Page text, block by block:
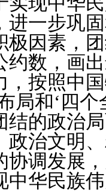
进一步巩
极因素，
约数，画
，按照中
局和‘四
结的政治
政治文明
协调发展
中华民族